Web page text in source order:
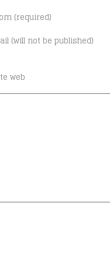
(required)
(will not be published)
web